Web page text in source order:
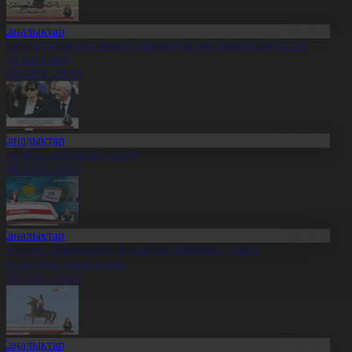
жолаушы мінген ұшқышсыз әуе кемесі алғаш рет
көтерілді
20:19
жаңалықтарына шолу
20:14
сарапшылар: Құрылтай сайлауы – саяси
жаңа кезеңі
20:12